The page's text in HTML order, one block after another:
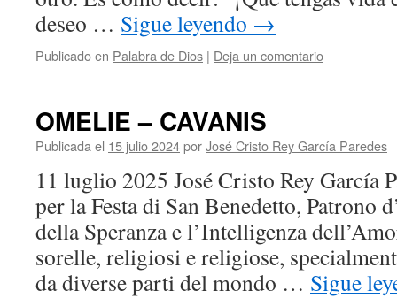
deseo … Sigue leyendo →
Publicado en Palabra de Dios | Deja un comentario
OMELIE – CAVANIS
Publicada el 15 julio 2024porJosé Cristo Rey García Paredes
11 luglio 2025 José Cristo Rey García
per la Festa di San Benedetto, Patrono
della Speranza e l’Intelligenza
sorelle, religiosi e religiose,
da diverse parti del mondo … Sigue